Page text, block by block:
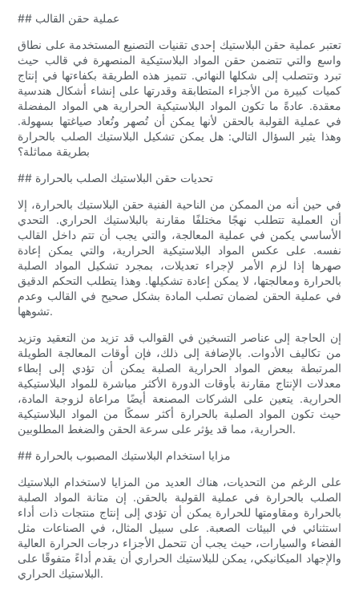
## عملية حقن القالب
تعتبر عملية حقن البلاستيك إحدى تقنيات التصنيع المستخدمة على نطاق
واسع والتي تتضمن حقن المواد البلاستيكية المنصهرة في قالب حيث
تبرد وتتصلب إلى شكلها النهائي. تتميز هذه الطريقة بكفاءتها في إنتاج
كميات كبيرة من الأجزاء المتطابقة وقدرتها على إنشاء أشكال هندسية
معقدة. عادةً ما تكون المواد البلاستيكية الحرارية هي المواد المفضلة
في عملية القولبة بالحقن لأنها يمكن أن تُصهر وتُعاد صياغتها بسهولة.
وهذا يثير السؤال التالي: هل يمكن تشكيل البلاستيك الصلب بالحرارة
بطريقة مماثلة؟
## تحديات حقن البلاستيك الصلب بالحرارة
في حين أنه من الممكن من الناحية الفنية حقن البلاستيك بالحرارة، إلا
أن العملية تتطلب نهجًا مختلفًا مقارنة بالبلاستيك الحراري. التحدي
الأساسي يكمن في عملية المعالجة، والتي يجب أن تتم داخل القالب
نفسه. على عكس المواد البلاستيكية الحرارية، والتي يمكن إعادة
صهرها إذا لزم الأمر لإجراء تعديلات، بمجرد تشكيل المواد الصلبة
بالحرارة ومعالجتها، لا يمكن إعادة تشكيلها. وهذا يتطلب التحكم الدقيق
في عملية الحقن لضمان تصلب المادة بشكل صحيح في القالب وعدم
تشوهها.
إن الحاجة إلى عناصر التسخين في القوالب قد تزيد من التعقيد وتزيد
من تكاليف الأدوات. بالإضافة إلى ذلك، فإن أوقات المعالجة الطويلة
المرتبطة ببعض المواد الحرارية الصلبة يمكن أن تؤدي إلى إبطاء
معدلات الإنتاج مقارنة بأوقات الدورة الأكثر مباشرة للمواد البلاستيكية
الحرارية. يتعين على الشركات المصنعة أيضًا مراعاة لزوجة المادة،
حيث تكون المواد الصلبة بالحرارة أكثر سمكًا من المواد البلاستيكية
الحرارية، مما قد يؤثر على سرعة الحقن والضغط المطلوبين.
## مزايا استخدام البلاستيك المصبوب بالحرارة
على الرغم من التحديات، هناك العديد من المزايا لاستخدام البلاستيك
الصلب بالحرارة في عملية القولبة بالحقن. إن متانة المواد الصلبة
بالحرارة ومقاومتها للحرارة يمكن أن تؤدي إلى إنتاج منتجات ذات أداء
استثنائي في البيئات الصعبة. على سبيل المثال، في الصناعات مثل
الفضاء والسيارات، حيث يجب أن تتحمل الأجزاء درجات الحرارة العالية
والإجهاد الميكانيكي، يمكن للبلاستيك الحراري أن يقدم أداءً متفوقًا على
البلاستيك الحراري.